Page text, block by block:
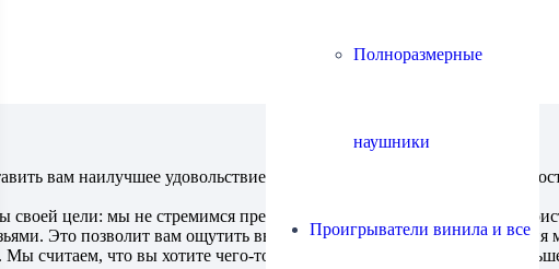
Полноразмерные
наушники
Проигрыватели винила и все
вам наилучшее удовольствие от прослушивания. Лучше, чем все
цели: мы не стремимся предоставить вам технические
Это позволит вам ощутить высочайшее качество
считаем, что вы хотите чего-то другого — чего-то лучшего —